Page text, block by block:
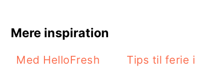
Mere inspiration
Med HelloFresh
Tips til ferie i